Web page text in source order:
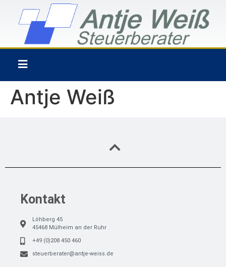
Antje Weiß
Kontakt
Löhberg 45
45468 Mülheim an der Ruhr
+49 (0)208 450 460
steuerberater@antje-weiss.de